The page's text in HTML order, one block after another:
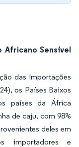
Africano Sensível
das Importações
os Países Baixos
países da África
de caju, com 98%
deles em
importadores e